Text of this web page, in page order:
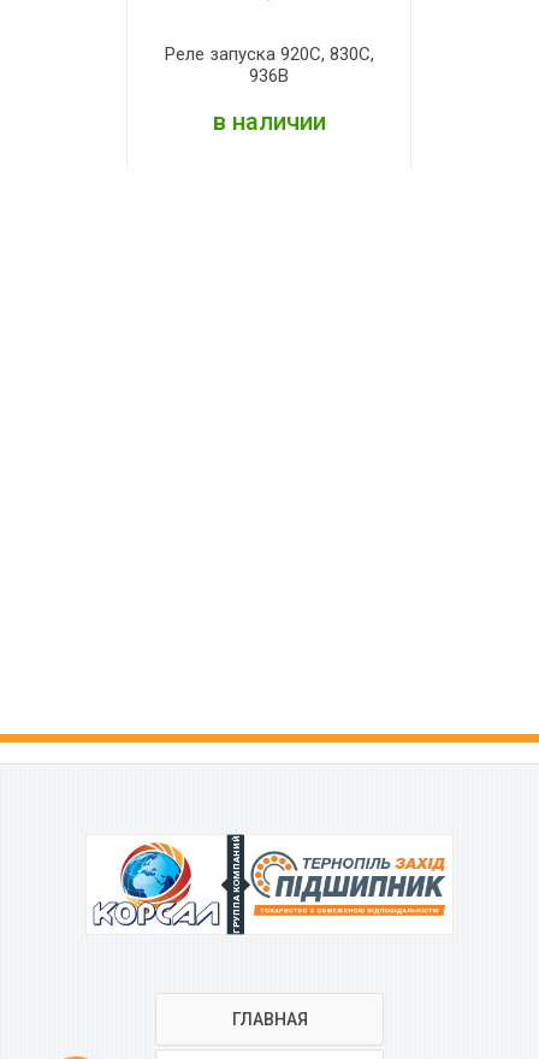
Реле запуска 920С, 830С,
936В
в наличии
ГРУППА КОМПАНИЙ
ГЛАВНАЯ